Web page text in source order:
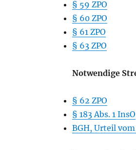
§ 59 ZPO
§ 60 ZPO
§ 61 ZPO
§ 63 ZPO
Notwendige
§ 62 ZPO
§ 183 Abs. 1 InsO
BGH, Urteil
Streitgenossenschaft